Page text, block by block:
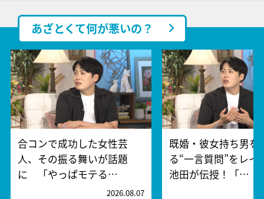
あざとくて何が悪いの？
合コンで成功した女性芸
人、その振る舞いが話題
に 「やっぱモテる…
2026.08.07
既婚・彼女持ち男を
る“一言質問”をレイ
池田が伝授！「…